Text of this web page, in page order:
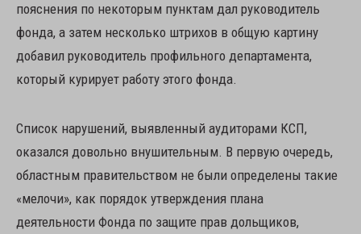
пояснения по некоторым пунктам дал руководитель
фонда, а затем несколько штрихов в общую картину
добавил руководитель профильного департамента,
который курирует работу этого фонда.
Список нарушений, выявленный аудиторами КСП,
оказался довольно внушительным. В первую очередь,
областным правительством не были определены такие
«мелочи», как порядок утверждения плана
деятельности Фонда по защите прав дольщиков,